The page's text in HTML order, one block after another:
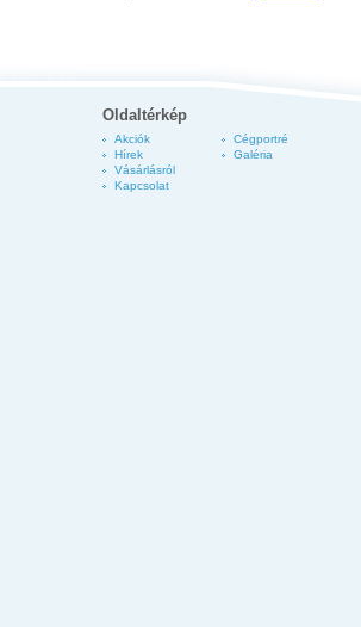
Oldaltérkép
Akciók
Hírek
Vásárlásról
Kapcsolat
Cégportré
Galéria